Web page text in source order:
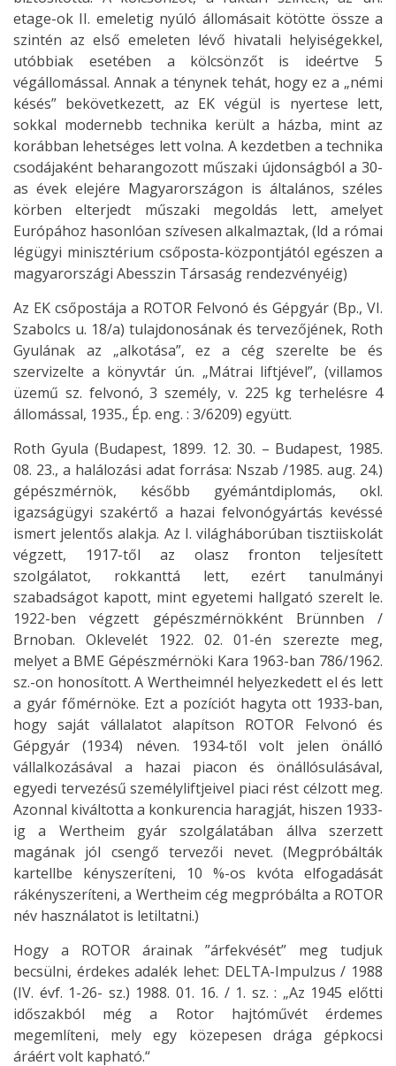
etage-ok II. emeletig nyúló állomásait kötötte össze a
szintén az első emeleten lévő hivatali helyiségekkel,
utóbbiak esetében a kölcsönzőt is ideértve 5
végállomással. Annak a ténynek tehát, hogy ez a „némi
késés” bekövetkezett, az EK végül is nyertese lett,
sokkal modernebb technika került a házba, mint az
korábban lehetséges lett volna. A kezdetben a technika
csodájaként beharangozott műszaki újdonságból a 30-
as évek elejére Magyarországon is általános, széles
körben elterjedt műszaki megoldás lett, amelyet
Európához hasonlóan szívesen alkalmaztak, (ld a római
légügyi minisztérium csőposta-központjától egészen a
magyarországi Abesszin Társaság rendezvényéig)
Az EK csőpostája a ROTOR Felvonó és Gépgyár (Bp., VI.
Szabolcs u. 18/a) tulajdonosának és tervezőjének, Roth
Gyulának az „alkotása”, ez a cég szerelte be és
szervizelte a könyvtár ún. „Mátrai liftjével”, (villamos
üzemű sz. felvonó, 3 személy, v. 225 kg terhelésre 4
állomással, 1935., Ép. eng. : 3/6209) együtt.
Roth Gyula (Budapest, 1899. 12. 30. – Budapest, 1985.
08. 23., a halálozási adat forrása: Nszab /1985. aug. 24.)
gépészmérnök, később gyémántdiplomás, okl.
igazságügyi szakértő a hazai felvonógyártás kevéssé
ismert jelentős alakja. Az I. világháborúban tisztiiskolát
végzett, 1917-től az olasz fronton teljesített
szolgálatot, rokkanttá lett, ezért tanulmányi
szabadságot kapott, mint egyetemi hallgató szerelt le.
1922-ben végzett gépészmérnökként Brünnben /
Brnoban. Oklevelét 1922. 02. 01-én szerezte meg,
melyet a BME Gépészmérnöki Kara 1963-ban 786/1962.
sz.-on honosított. A Wertheimnél helyezkedett el és lett
a gyár főmérnöke. Ezt a pozíciót hagyta ott 1933-ban,
hogy saját vállalatot alapítson ROTOR Felvonó és
Gépgyár (1934) néven. 1934-től volt jelen önálló
vállalkozásával a hazai piacon és önállósulásával,
egyedi tervezésű személyliftjeivel piaci rést célzott meg.
Azonnal kiváltotta a konkurencia haragját, hiszen 1933-
ig a Wertheim gyár szolgálatában állva szerzett
magának jól csengő tervezői nevet. (Megpróbálták
kartellbe kényszeríteni, 10 %-os kvóta elfogadását
rákényszeríteni, a Wertheim cég megpróbálta a ROTOR
név használatot is letiltatni.)
Hogy a ROTOR árainak ”árfekvését” meg tudjuk
becsülni, érdekes adalék lehet: DELTA-Impulzus / 1988
(IV. évf. 1-26- sz.) 1988. 01. 16. / 1. sz. : „Az 1945 előtti
időszakból még a Rotor hajtóművét érdemes
megemlíteni, mely egy közepesen drága gépkocsi
áráért volt kapható.“